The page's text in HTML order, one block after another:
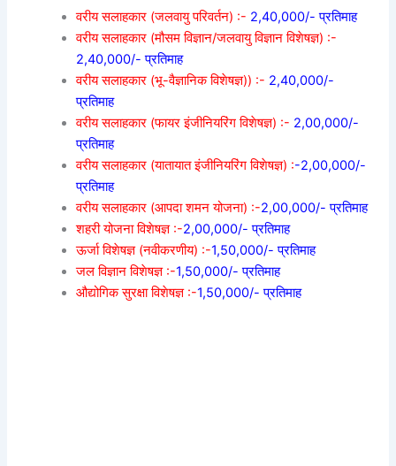
वरीय सलाहकार (जलवायु परिवर्तन) :- 2,40,000/- प्रतिमाह
वरीय सलाहकार (मौसम विज्ञान/जलवायु विज्ञान विशेषज्ञ) :-
2,40,000/- प्रतिमाह
वरीय सलाहकार (भू-वैज्ञानिक विशेषज्ञ)) :- 2,40,000/-
प्रतिमाह
वरीय सलाहकार (फायर इंजीनियरिंग विशेषज्ञ) :- 2,00,000/-
प्रतिमाह
वरीय सलाहकार (यातायात इंजीनियरिंग विशेषज्ञ) :-2,00,000/-
प्रतिमाह
वरीय सलाहकार (आपदा शमन योजना) :-2,00,000/- प्रतिमाह
शहरी योजना विशेषज्ञ :-2,00,000/- प्रतिमाह
ऊर्जा विशेषज्ञ (नवीकरणीय) :-1,50,000/- प्रतिमाह
जल विज्ञान विशेषज्ञ :-1,50,000/- प्रतिमाह
औद्योगिक सुरक्षा विशेषज्ञ :-1,50,000/- प्रतिमाह